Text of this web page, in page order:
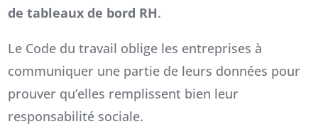
de tableaux de bord RH.
Le Code du travail oblige les entreprises à
communiquer une partie de leurs données pour
prouver qu’elles remplissent bien leur
responsabilité sociale.